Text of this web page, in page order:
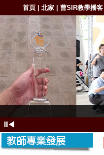
首頁 |北家 |曹SIR教學播客
⏸◀